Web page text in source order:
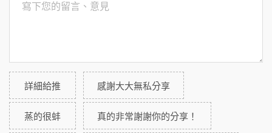
詳細給推 感謝大大無私分享
蒸的很蚌 真的非常謝謝你的分享！